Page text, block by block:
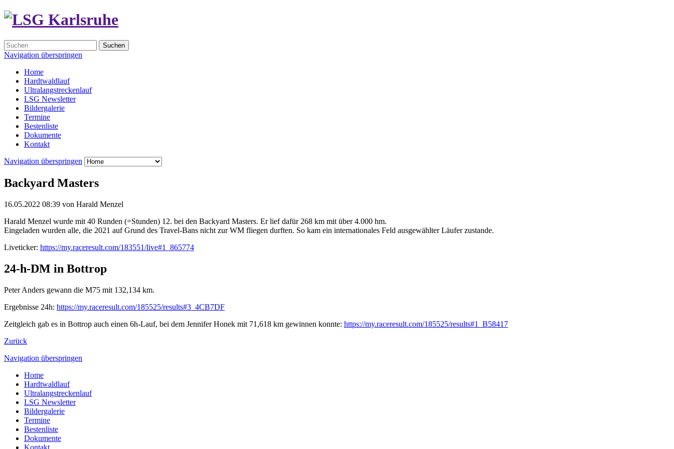
Suchen
Navigation überspringen
Home
Hardtwaldlauf
Ultralangstreckenlauf
LSG Newsletter
Bildergalerie
Termine
Bestenliste
Dokumente
Kontakt
Navigation überspringen
Backyard Masters
16.05.2022 08:39 von Harald Menzel
Harald Menzel wurde mit 40 Runden (=Stunden) 12. bei den Backyard Masters. Er lief dafür 268 km mit über 4.000 hm.
Eingeladen wurden alle, die 2021 auf Grund des Travel-Bans nicht zur WM fliegen durften. So kam ein internationales Feld ausgewählter Läufer zustande.
Liveticker: https://my.raceresult.com/183551/live#1_865774
24-h-DM in Bottrop
Peter Anders gewann die M75 mit 132,134 km.
Ergebnisse 24h: https://my.raceresult.com/185525/results#3_4CB7DF
Zeitgleich gab es in Bottrop auch einen 6h-Lauf, bei dem Jennifer Honek mit 71,618 km gewinnen konnte: https://my.raceresult.com/185525/results#1_B58417
Zurück
Navigation überspringen
Home
Hardtwaldlauf
Ultralangstreckenlauf
LSG Newsletter
Bildergalerie
Termine
Bestenliste
Dokumente
Kontakt